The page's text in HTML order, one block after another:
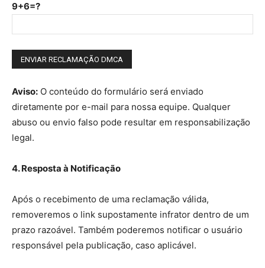
9+6=?
Aviso: O conteúdo do formulário será enviado
diretamente por e-mail para nossa equipe. Qualquer
abuso ou envio falso pode resultar em responsabilização
legal.
4. Resposta à Notificação
Após o recebimento de uma reclamação válida,
removeremos o link supostamente infrator dentro de um
prazo razoável. Também poderemos notificar o usuário
responsável pela publicação, caso aplicável.